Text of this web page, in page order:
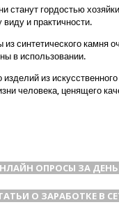
станут гордостью
и практичности.
из синтетического камня
в использовании.
из
человека, ценящего
ОПРОСЫ ЗА
О ЗАРАБОТКЕ В